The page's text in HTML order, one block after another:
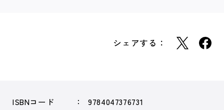
シェアする：
ISBNコード
9784047376731